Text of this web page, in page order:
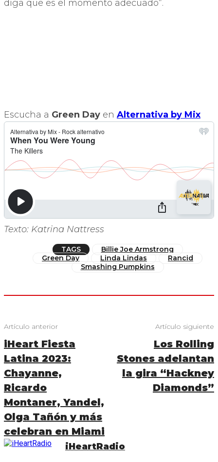
diga que es el momento adecuado”.
Escucha a Green Day en Alternativa by Mix
Texto: Katrina Nattress
TAGS
Billie Joe Armstrong
Green Day
Linda Lindas
Rancid
Smashing Pumpkins
Artículo anterior
iHeart Fiesta
Latina 2023:
Chayanne,
Ricardo
Montaner, Yandel,
Olga Tañón y más
celebran en Miami
Artículo siguiente
Los Rolling
Stones adelantan
la gira “Hackney
Diamonds”
iHeartRadio